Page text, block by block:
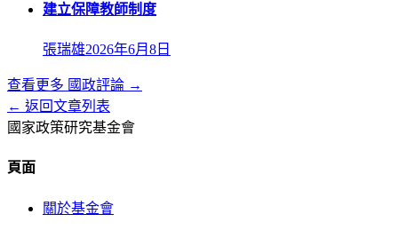
建立保障教師制度
張瑞雄2026年6月8日
查看更多 國政評論 →
← 返回文章列表
國家政策研究基金會
頁面
關於基金會